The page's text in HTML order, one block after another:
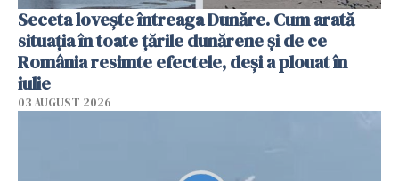
Seceta lovește întreaga Dunăre. Cum arată
situația în toate țările dunărene și de ce
România resimte efectele, deși a plouat în
iulie
03 AUGUST 2026